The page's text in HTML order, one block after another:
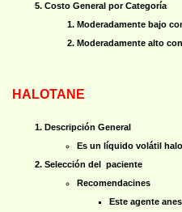
Costo General por Categoría
Moderadamente bajo
Moderadamente alto
HALOTANE
Descripción General
Es un líquido volátil
Selección del paciente
Recomendacines
Este agente